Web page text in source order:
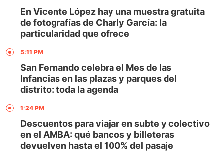
En Vicente López hay una muestra gratuita
de fotografías de Charly García: la
particularidad que ofrece
5:11 PM
San Fernando celebra el Mes de las
Infancias en las plazas y parques del
distrito: toda la agenda
1:24 PM
Descuentos para viajar en subte y colectivo
en el AMBA: qué bancos y billeteras
devuelven hasta el 100% del pasaje